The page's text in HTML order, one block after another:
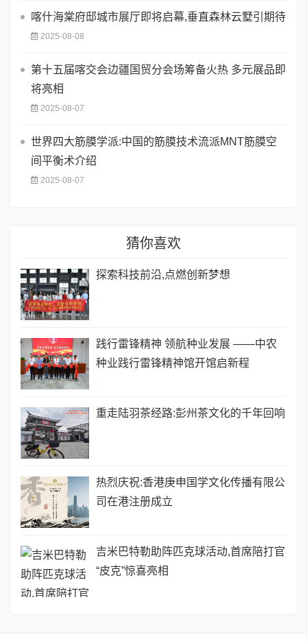
喀什海棠府邸城市展厅即将启幕,垂直森林云墅引期待
2025-08-08
第十五届喀交会边疆国贸分会场筹备火热 多元展品即
将亮相
2025-08-07
世界四大筋膜学派:中国的筋膜技术流派MNT筋膜空
间平衡术介绍
2025-08-07
猜你喜欢
探索科技前沿,点燃创新梦想
践行雷锋精神 领航种业发展 ——中农
种业践行雷锋精神馆开馆启新程
重走陆羽茶经路:彭州茶文化的千年回响
热烈庆祝:香港庚申国学文化传播有限公
司在港注册成立
吉米巴特勒助阵匹克球活动,首席陪打官
“皮克”惊喜亮相